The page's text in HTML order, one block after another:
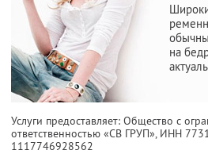
на
Услуги предоставляет: Общество с
ответственностью «СВ ГРУП», ИНН
1117746928562